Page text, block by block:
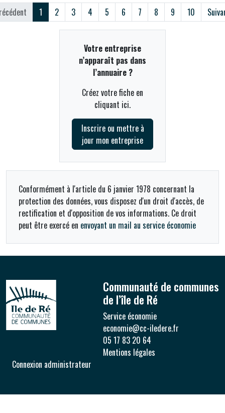
1 2 3 4 5 6 7 8 9 10
Votre entreprise
n’apparaît pas dans
l’annuaire ?
Créez votre fiche en
cliquant ici.
Inscrire ou mettre à
jour mon entreprise
Conformément à l'article du 6 janvier 1978 concernant la
protection des données, vous disposez d'un droit d'accès, de
rectification et d'opposition de vos informations. Ce droit
peut être exercé en envoyant un mail au service économie
Communauté de communes
de l’île de Ré
Service économie
economie@cc-iledere.fr
05 17 83 20 64
Mentions légales
Connexion administrateur